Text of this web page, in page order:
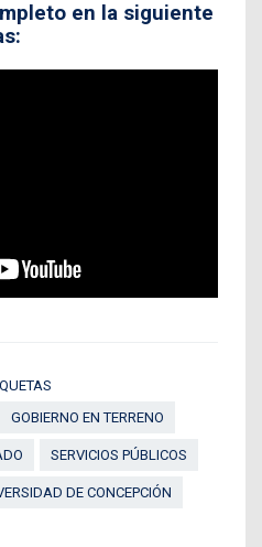
en la siguiente
GOBIERNO EN TERRENO
SERVICIOS PÚBLICOS
DE CONCEPCIÓN